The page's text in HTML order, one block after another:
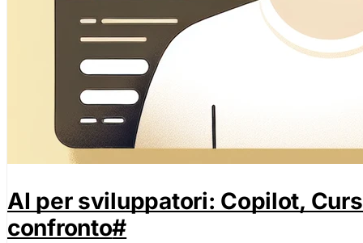
AI per sviluppatori: Copilot,
confronto#